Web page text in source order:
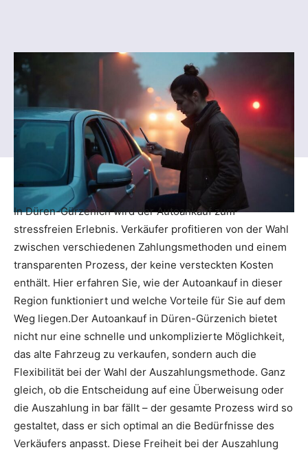
In Düren-Gürzenich wird der Autoankauf zum
stressfreien Erlebnis. Verkäufer profitieren von der Wahl
zwischen verschiedenen Zahlungsmethoden und einem
transparenten Prozess, der keine versteckten Kosten
enthält. Hier erfahren Sie, wie der Autoankauf in dieser
Region funktioniert und welche Vorteile für Sie auf dem
Weg liegen.Der Autoankauf in Düren-Gürzenich bietet
nicht nur eine schnelle und unkomplizierte Möglichkeit,
das alte Fahrzeug zu verkaufen, sondern auch die
Flexibilität bei der Wahl der Auszahlungsmethode. Ganz
gleich, ob die Entscheidung auf eine Überweisung oder
die Auszahlung in bar fällt – der gesamte Prozess wird so
gestaltet, dass er sich optimal an die Bedürfnisse des
Verkäufers anpasst. Diese Freiheit bei der Auszahlung